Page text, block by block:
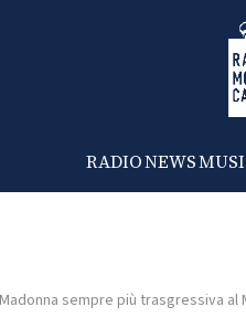
RADIONEWS
Madonna sempre più trasgressiva al